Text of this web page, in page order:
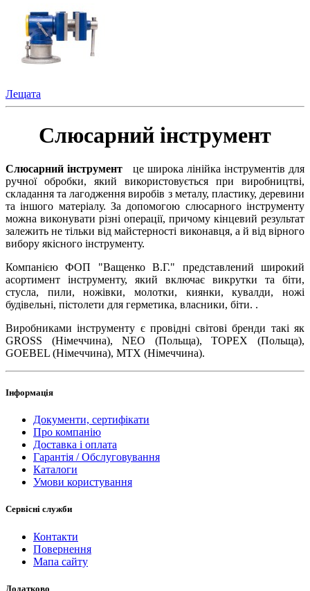
Лещата
Слюсарний інструмент
Слюсарний інструмент
це широка лінійка інструментів для
ручної обробки, який використовується при виробництві,
складання та лагодження виробів з металу, пластику, деревини
та іншого матеріалу. За допомогою слюсарного інструменту
можна виконувати різні операції, причому кінцевий результат
залежить не тільки від майстерності виконавця, а й від вірного
вибору якісного інструменту.
Компанією ФОП "Ващенко В.Г." представлений широкий
асортимент інструменту, який включає викрутки та біти,
стусла, пили, ножівки, молотки, киянки, кувалди, ножі
будівельні, пістолети для герметика, власники, біти. .
Виробниками інструменту є провідні світові бренди такі як
GROSS (Німеччина), NEO (Польща), TOPEX (Польща),
GOEBEL (Німеччина), MTX (Німеччина).
Інформація
Документи, сертифікати
Про компанію
Доставка і оплата
Гарантія / Обслуговування
Каталоги
Умови користування
Сервісні служби
Контакти
Повернення
Мапа сайту
Додатково